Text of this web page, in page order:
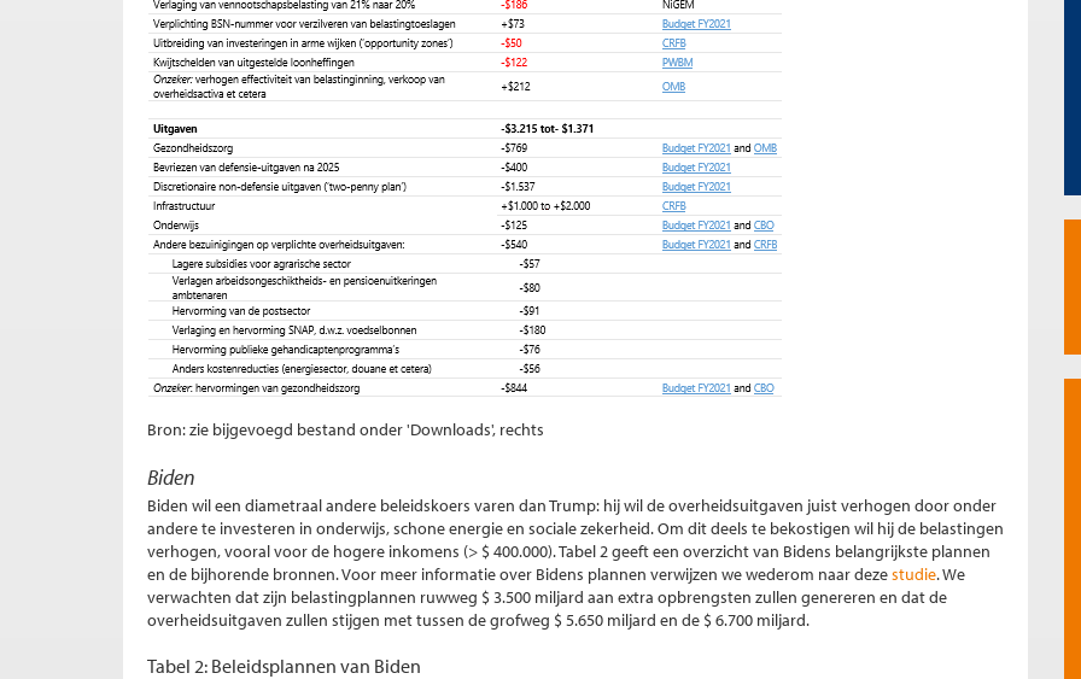
Bron: zie bijgevoegd bestand onder 'Downloads', rechts
Biden
Biden wil een diametraal andere beleidskoers varen dan Trump: hij wil de overheidsuitgaven juist verhogen door onder
andere te investeren in onderwijs, schone energie en sociale zekerheid. Om dit deels te bekostigen wil hij de belastingen
verhogen, vooral voor de hogere inkomens (> $ 400.000). Tabel 2 geeft een overzicht van Bidens belangrijkste plannen
en de bijhorende bronnen. Voor meer informatie over Bidens plannen verwijzen we wederom naar dezestudie. We
verwachten dat zijn belastingplannen ruwweg $ 3.500 miljard aan extra opbrengsten zullen genereren en dat de
overheidsuitgaven zullen stijgen met tussen de grofweg $ 5.650 miljard en de $ 6.700 miljard.
Tabel 2: Beleidsplannen van Biden